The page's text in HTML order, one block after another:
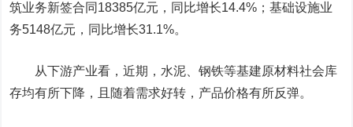
筑业务新签合同18385亿元，同比增长14.4%；基础设施业
务5148亿元，同比增长31.1%。
从下游产业看，近期，水泥、钢铁等基建原材料社会库
存均有所下降，且随着需求好转，产品价格有所反弹。